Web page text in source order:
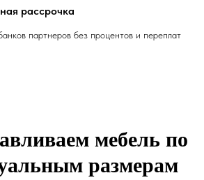
рассрочка
партнеров без процентов и переплат
мебель по
размерам